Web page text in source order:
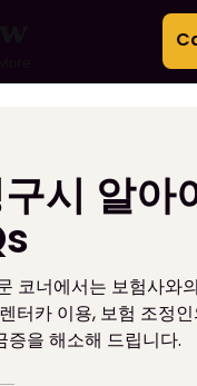
시 알아
코너에서는 보험사와
터카 이용, 보험 조정
증을 해소해 드립니다.